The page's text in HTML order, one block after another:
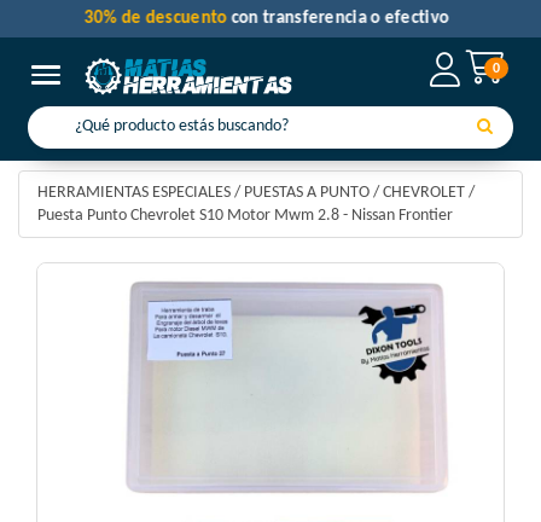
0
Toggle navigation
30% de descuentocon transferencia o efectivo
HERRAMIENTAS ESPECIALES / PUESTAS A PUNTO / CHEVROLET /
Puesta Punto Chevrolet S10 Motor Mwm 2.8 - Nissan Frontier